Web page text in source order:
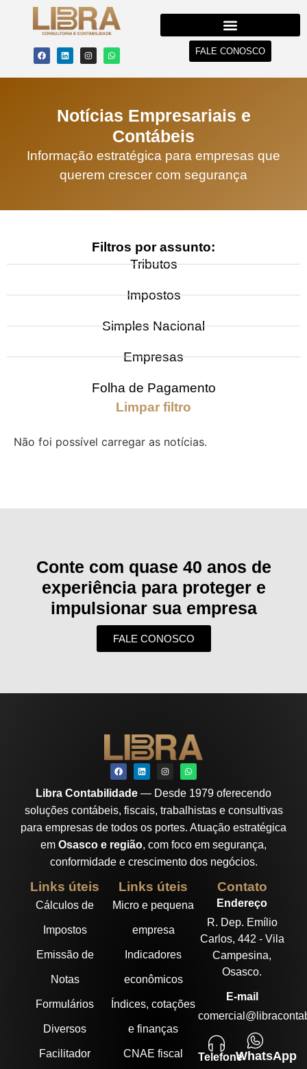
FALE CONOSCO
Notícias Empresariais e
Contábeis
Informação estratégica para empresas que
querem crescer com segurança
Filtros por assunto:
Tributos
Impostos
Simples Nacional
Empresas
Folha de Pagamento
Limpar filtro
Não foi possível carregar as notícias.
Conte com quase 40 anos de
experiência para proteger e
impulsionar sua empresa
FALE CONOSCO
Libra Contabilidade — Desde 1979 oferecendo
soluções contábeis, fiscais, trabalhistas e consultivas
para empresas de todos os portes. Atuação estratégica
em Osasco e região, com foco em segurança,
conformidade e crescimento dos negócios.
Links úteis
Cálculos de
Impostos
Emissão de
Notas
Formulários
Diversos
Facilitador
Links úteis
Micro e pequena
empresa
Indicadores
econômicos
Índices, cotações
e finanças
CNAE fiscal
Contato
Endereço
R. Dep. Emílio
Carlos, 442 - Vila
Campesina,
Osasco.
E-mail
TelefoneWhatsApp